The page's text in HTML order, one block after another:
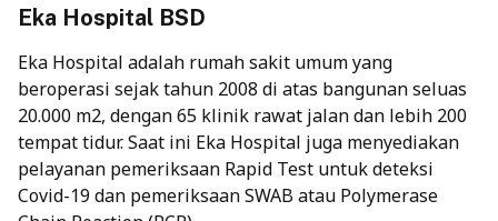
Eka Hospital BSD
Eka Hospital adalah rumah sakit umum yang
beroperasi sejak tahun 2008 di atas bangunan seluas
20.000 m2, dengan 65 klinik rawat jalan dan lebih 200
tempat tidur. Saat ini Eka Hospital juga menyediakan
pelayanan pemeriksaan Rapid Test untuk deteksi
Covid-19 dan pemeriksaan SWAB atau Polymerase